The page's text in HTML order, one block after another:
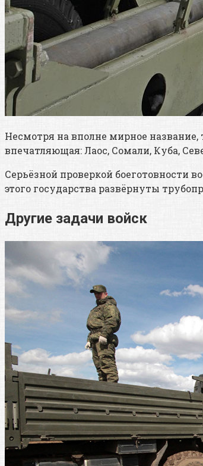
Несмотря на вполне мирное
впечатляющая: Лаос, Сомали, Куба,
Серьёзной проверкой боеготовности
этого государства развёрнуты
Другие задачи войск